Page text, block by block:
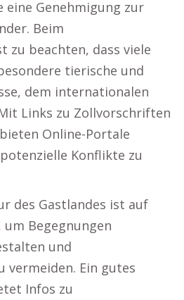
eine Genehmigung zur
Beim
zu beachten, dass viele
tierische und
dem internationalen
Links zu Zollvorschriften
Online-Portale
Konflikte zu
des Gastlandes ist auf
Begegnungen
und
vermeiden. Ein gutes
Infos zu